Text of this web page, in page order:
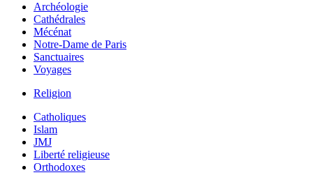
Archéologie
Cathédrales
Mécénat
Notre-Dame de Paris
Sanctuaires
Voyages
Religion
Catholiques
Islam
JMJ
Liberté religieuse
Orthodoxes